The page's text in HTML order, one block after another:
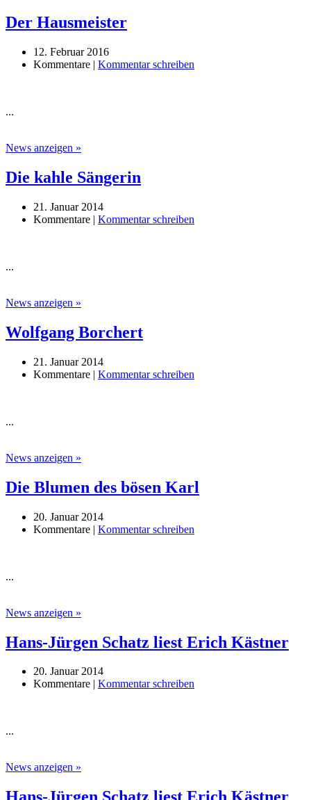
Der Hausmeister
12. Februar 2016
Kommentare | Kommentar schreiben
...
News anzeigen »
Die kahle Sängerin
21. Januar 2014
Kommentare | Kommentar schreiben
...
News anzeigen »
Wolfgang Borchert
21. Januar 2014
Kommentare | Kommentar schreiben
...
News anzeigen »
Die Blumen des bösen Karl
20. Januar 2014
Kommentare | Kommentar schreiben
...
News anzeigen »
Hans-Jürgen Schatz liest Erich Kästner
20. Januar 2014
Kommentare | Kommentar schreiben
...
News anzeigen »